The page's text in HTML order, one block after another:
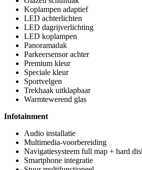
Koplampen adaptief
LED achterlichten
LED dagrijverlichting
LED koplampen
Panoramadak
Parkeersensor achter
Premium kleur
Speciale kleur
Sportvelgen
Trekhaak uitklapbaar
Warmtewerend glas
Infotainment
Audio installatie
Multimedia-voorbereiding
Navigatiesysteem full map + hard
Smartphone integratie